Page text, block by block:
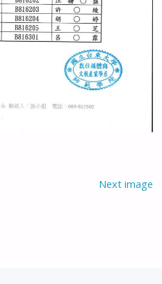
Next image